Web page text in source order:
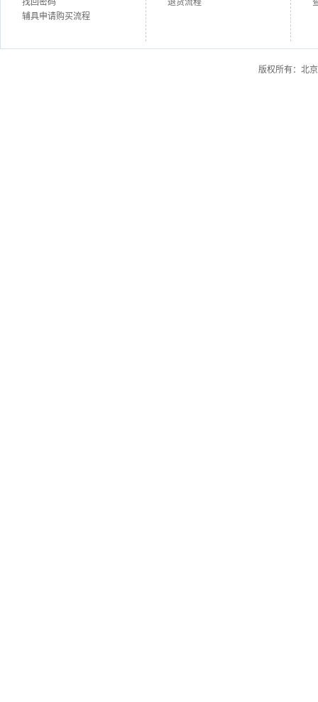
找回密码
辅具申请购买流程
退货流程
版权所有：北